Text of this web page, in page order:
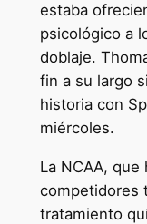
estaba
psicológico a
doblaje.
fin a su largo
historia con
miércoles.
La NCAA,
competidores
tratamiento